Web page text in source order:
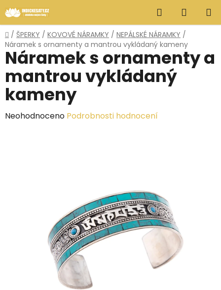
na
obsah
Hledat
KOŠÍK
Domů
/ ŠPERKY / KOVOVÉ NÁRAMKY / NEPÁLSKÉ NÁRAMKY /
Náramek s ornamenty a mantrou vykládaný kameny
Náramek s ornamenty a
mantrou vykládaný
kameny
Průměrné
Neohodnoceno Podrobnosti hodnocení